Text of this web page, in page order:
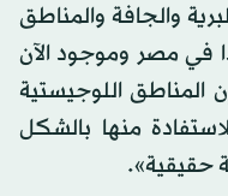
والجافة والمناطق
في مصر وموجود الآن
المناطق اللوجيستية
منها بالشكل
حقيقية».